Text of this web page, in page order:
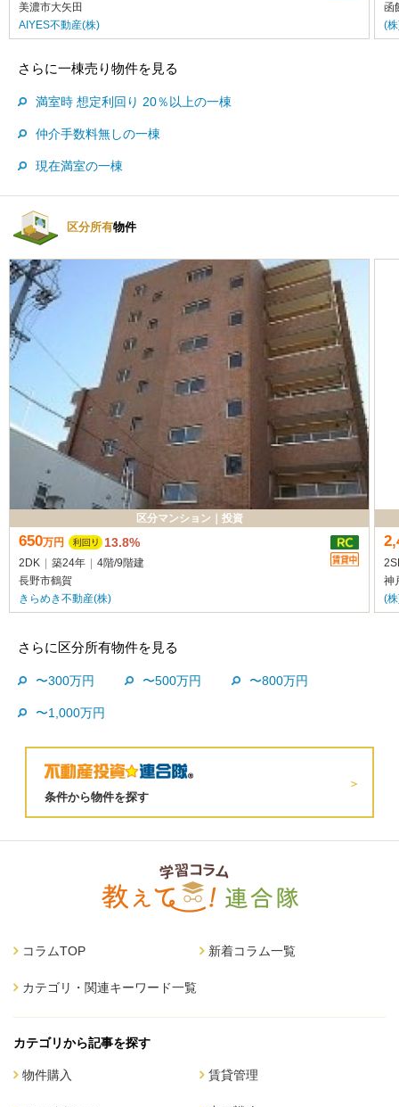
さらに一棟売り物件を見る
満室時 想定利回り 20％以上の一棟
仲介手数料無しの一棟
現在満室の一棟
美濃市大矢田
AIYES不動産(株)
函
(
区分所有物件
さらに区分所有物件を見る
〜300万円 〜500万円 〜800万円
〜1,000万円
区分マンション｜ 投資
650万円 13.8%
2DK 築24年 4階/9階建
長野市鶴賀
きらめき不動産(株)
神
(
条件から物件を探す
コラムTOP 新着コラム一覧
カテゴリ・関連キーワード一覧
カテゴリから記事を探す
物件購入 賃貸管理